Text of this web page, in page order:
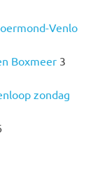
Venlo
Boxmeer 3
zondag